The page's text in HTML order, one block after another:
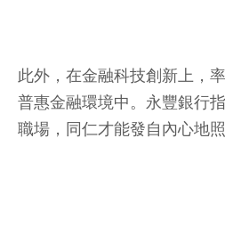
此外，在金融科技創新上，
普惠金融環境中。永豐銀行
職場，同仁才能發自內心地